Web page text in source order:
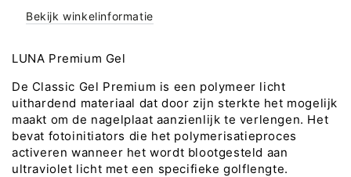
Nr12,
Nr12,
Bekijk winkelinformatie
LUNA Premium Gel
De Classic Gel Premium is een polymeer licht
uithardend materiaal dat door zijn sterkte het mogelijk
maakt om de nagelplaat aanzienlijk te verlengen. Het
bevat fotoinitiators die het polymerisatieproces
activeren wanneer het wordt blootgesteld aan
ultraviolet licht met een specifieke golflengte.